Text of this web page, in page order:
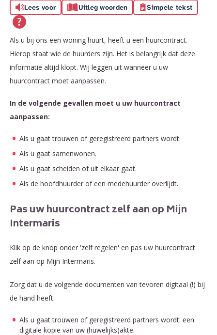
Lees voor Uitleg woorden Simpele tekst
Als u bij ons een woning huurt, heeft u een huurcontract.
Hierop staat wie de huurders zijn. Het is belangrijk dat deze
informatie altijd klopt. Wij leggen uit wanneer u uw
huurcontract moet aanpassen.
In de volgende gevallen moet u uw huurcontract
aanpassen:
Als u gaat trouwen of geregistreerd partners wordt.
Als u gaat samenwonen.
Als u gaat scheiden of uit elkaar gaat.
Als de hoofdhuurder of een medehuurder overlijdt.
Pas uw huurcontract zelf aan op Mijn
Intermaris
Klik op de knop onder 'zelf regelen' en pas uw huurcontract
zelf aan op Mijn Intermaris.
Zorg dat u de volgende documenten van tevoren digitaal (!) bij
de hand heeft:
Als u gaat trouwen of geregistreerd partners wordt: een
digitale kopie van uw (huwelijks)akte.